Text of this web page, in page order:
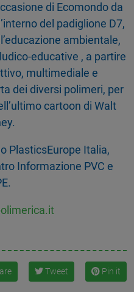
di Ecomondo da
del padiglione D7,
ambientale,
educative , a partire
multimediale e
dei diversi polimeri, per
cartoon di Walt
PlasticsEurope Italia,
Informazione PVC e
Tweet Pin it